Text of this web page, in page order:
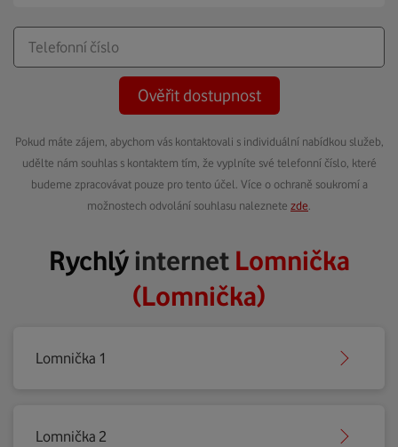
Ověřit dostupnost
Pokud máte zájem, abychom vás kontaktovali s individuální nabídkou služeb,
udělte nám souhlas s kontaktem tím, že vyplníte své telefonní číslo, které
budeme zpracovávat pouze pro tento účel. Více o ochraně soukromí a
možnostech odvolání souhlasu naleznete zde
Rychlýinternet Lomnička
(Lomnička)
Lomnička 1
Lomnička 2